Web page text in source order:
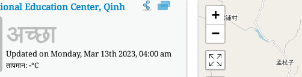
Education Center, Qinhuangdaoका AQI Qinglong County Vocational
अच्छा
Updated on Monday, Mar 13th 2023, 04:00 am
तापमान:-°C
+
−